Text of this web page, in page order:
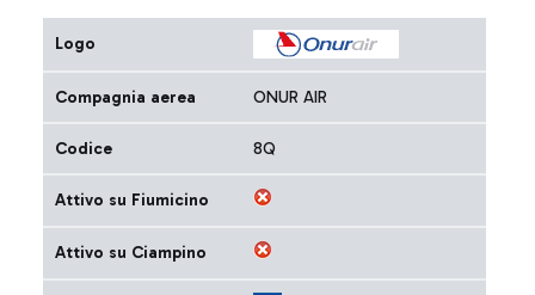
Logo
Compagnia aerea ONUR AIR
Codice 8Q
Attivo su Fiumicino
Attivo su Ciampino